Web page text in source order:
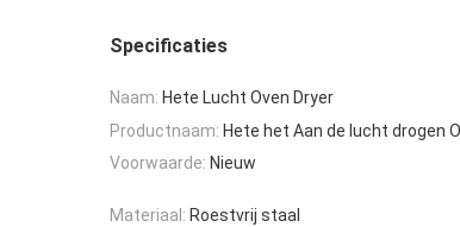
Specificaties
Naam: Hete Lucht Oven Dryer
Productnaam: Hete het Aan de lucht drogen
Voorwaarde: Nieuw
Materiaal: Roestvrij staal